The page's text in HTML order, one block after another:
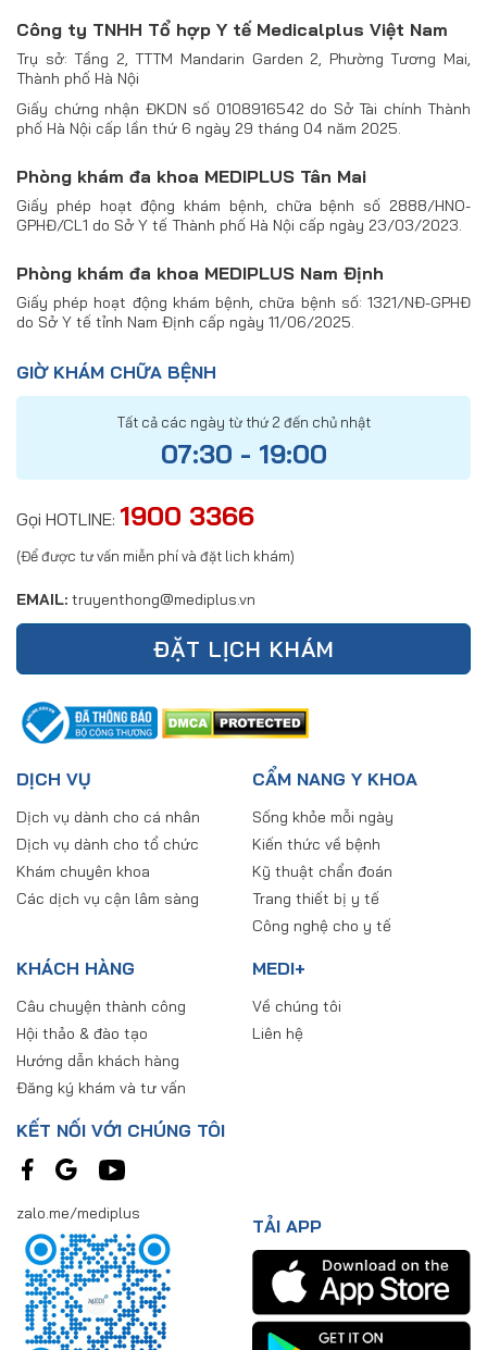
Công ty TNHH Tổ hợp Y tế Medicalplus Việt Nam
Trụ sở: Tầng 2, TTTM Mandarin Garden 2, Phường Tương Mai,
Thành phố Hà Nội
Giấy chứng nhận ĐKDN số 0108916542 do Sở Tài chính Thành
phố Hà Nội cấp lần thứ 6 ngày 29 tháng 04 năm 2025.
Phòng khám đa khoa MEDIPLUS Tân Mai
Giấy phép hoạt động khám bệnh, chữa bệnh số 2888/HNO-
GPHĐ/CL1 do Sở Y tế Thành phố Hà Nội cấp ngày 23/03/2023.
Phòng khám đa khoa MEDIPLUS Nam Định
Giấy phép hoạt động khám bệnh, chữa bệnh số: 1321/NĐ-GPHĐ
do Sở Y tế tỉnh Nam Định cấp ngày 11/06/2025.
GIỜ KHÁM CHỮA BỆNH
Tất cả các ngày từ thứ 2 đến chủ nhật
07:30 - 19:00
Gọi HOTLINE: 1900 3366
(Để được tư vấn miễn phí và đặt lich khám)
EMAIL: truyenthong@mediplus.vn
ĐẶT LỊCH KHÁM
DỊCH VỤ
Dịch vụ dành cho cá nhân
Dịch vụ dành cho tổ chức
Khám chuyên khoa
Các dịch vụ cận lâm sàng
CẨM NANG Y KHOA
Sống khỏe mỗi ngày
Kiến thức về bệnh
Kỹ thuật chẩn đoán
Trang thiết bị y tế
Công nghệ cho y tế
KHÁCH HÀNG
Câu chuyện thành công
Hội thảo & đào tạo
Hướng dẫn khách hàng
Đăng ký khám và tư vấn
MEDI+
Về chúng tôi
Liên hệ
KẾT NỐI VỚI CHÚNG TÔI
zalo.me/mediplus
TẢI APP